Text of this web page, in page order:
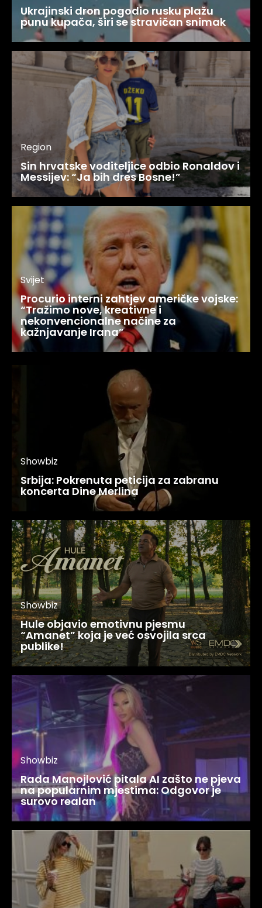
Ukrajinski dron pogodio rusku plažu
punu kupača, širi se stravičan snimak
Region
Sin hrvatske voditeljice odbio Ronaldov i
Messijev: “Ja bih dres Bosne!”
Svijet
Procurio interni zahtjev američke vojske:
“Tražimo nove, kreativne i
nekonvencionalne načine za
kažnjavanje Irana”
Showbiz
Srbija: Pokrenuta peticija za zabranu
koncerta Dine Merlina
Showbiz
Hule objavio emotivnu pjesmu
“Amanet” koja je već osvojila srca
publike!
Showbiz
Rada Manojlović pitala AI zašto ne pjeva
na popularnim mjestima: Odgovor je
surovo realan